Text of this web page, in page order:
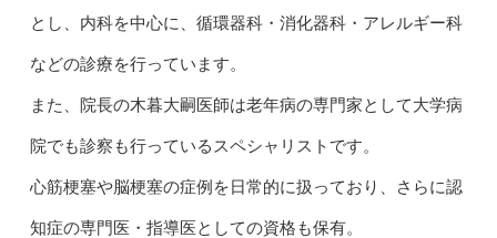
とし、内科を中心に、循環器科・消化器科・アレルギー科
などの診療を行っています。
また、院長の木暮大嗣医師は老年病の専門家として大学病
院でも診察も行っているスペシャリストです。
心筋梗塞や脳梗塞の症例を日常的に扱っており、さらに認
知症の専門医・指導医としての資格も保有。